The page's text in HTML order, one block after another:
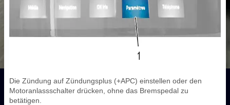
Die Zündung auf Zündungsplus (+APC) einstellen oder den
Motoranlassschalter drücken, ohne das Bremspedal zu
betätigen.